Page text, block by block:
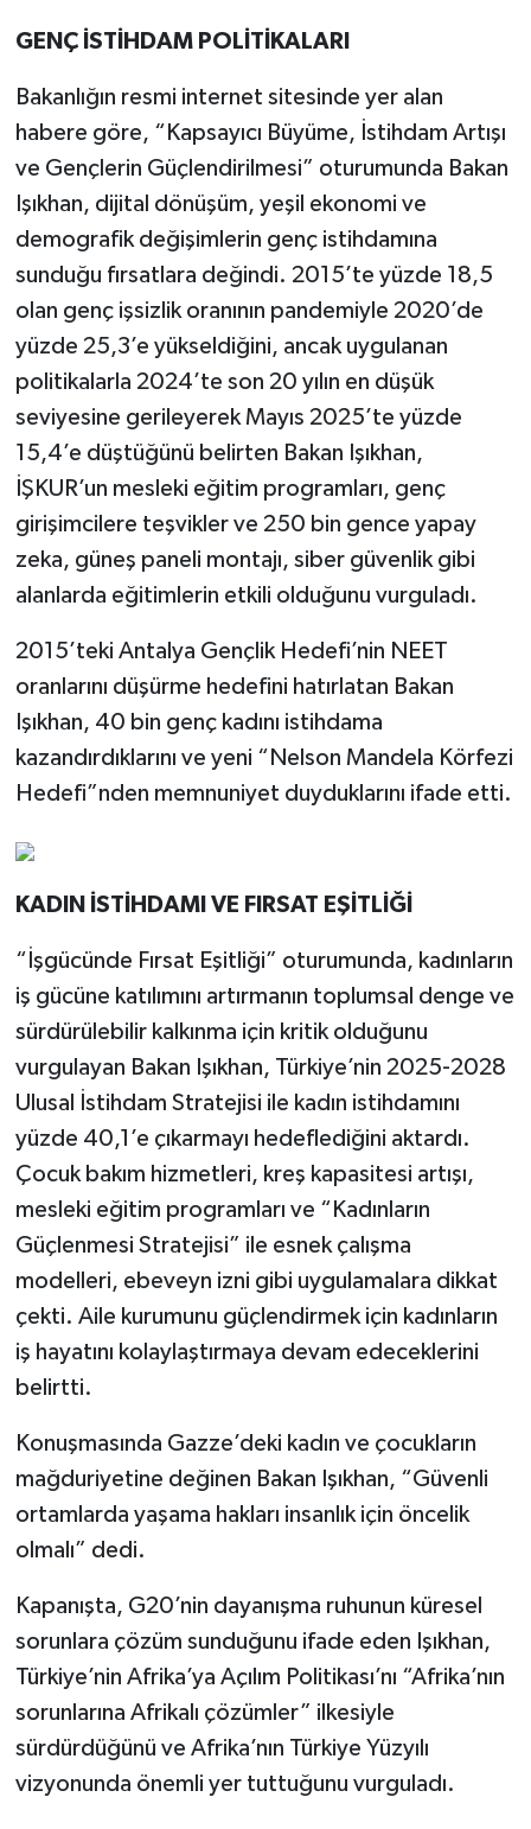
GENÇ İSTİHDAM POLİTİKALARI
Bakanlığın resmi internet sitesinde yer alan
habere göre, “Kapsayıcı Büyüme, İstihdam Artışı
ve Gençlerin Güçlendirilmesi” oturumunda Bakan
Işıkhan, dijital dönüşüm, yeşil ekonomi ve
demografik değişimlerin genç istihdamına
sunduğu fırsatlara değindi. 2015’te yüzde 18,5
olan genç işsizlik oranının pandemiyle 2020’de
yüzde 25,3’e yükseldiğini, ancak uygulanan
politikalarla 2024’te son 20 yılın en düşük
seviyesine gerileyerek Mayıs 2025’te yüzde
15,4’e düştüğünü belirten Bakan Işıkhan,
İŞKUR’un mesleki eğitim programları, genç
girişimcilere teşvikler ve 250 bin gence yapay
zeka, güneş paneli montajı, siber güvenlik gibi
alanlarda eğitimlerin etkili olduğunu vurguladı.
2015’teki Antalya Gençlik Hedefi’nin NEET
oranlarını düşürme hedefini hatırlatan Bakan
Işıkhan, 40 bin genç kadını istihdama
kazandırdıklarını ve yeni “Nelson Mandela Körfezi
Hedefi”nden memnuniyet duyduklarını ifade etti.
KADIN İSTİHDAMI VE FIRSAT EŞİTLİĞİ
“İşgücünde Fırsat Eşitliği” oturumunda, kadınların
iş gücüne katılımını artırmanın toplumsal denge ve
sürdürülebilir kalkınma için kritik olduğunu
vurgulayan Bakan Işıkhan, Türkiye’nin 2025-2028
Ulusal İstihdam Stratejisi ile kadın istihdamını
yüzde 40,1’e çıkarmayı hedeflediğini aktardı.
Çocuk bakım hizmetleri, kreş kapasitesi artışı,
mesleki eğitim programları ve “Kadınların
Güçlenmesi Stratejisi” ile esnek çalışma
modelleri, ebeveyn izni gibi uygulamalara dikkat
çekti. Aile kurumunu güçlendirmek için kadınların
iş hayatını kolaylaştırmaya devam edeceklerini
belirtti.
Konuşmasında Gazze’deki kadın ve çocukların
mağduriyetine değinen Bakan Işıkhan, “Güvenli
ortamlarda yaşama hakları insanlık için öncelik
olmalı” dedi.
Kapanışta, G20’nin dayanışma ruhunun küresel
sorunlara çözüm sunduğunu ifade eden Işıkhan,
Türkiye’nin Afrika’ya Açılım Politikası’nı “Afrika’nın
sorunlarına Afrikalı çözümler” ilkesiyle
sürdürdüğünü ve Afrika’nın Türkiye Yüzyılı
vizyonunda önemli yer tuttuğunu vurguladı.